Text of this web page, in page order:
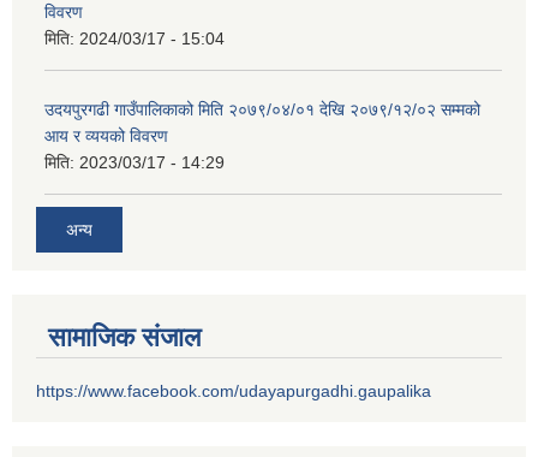
विवरण
मिति: 2024/03/17 - 15:04
उदयपुरगढी गाउँपालिकाको मिति २०७९/०४/०१ देखि २०७९/१२/०२ सम्मको
आय र व्ययको विवरण
मिति: 2023/03/17 - 14:29
अन्य
सामाजिक संजाल
https://www.facebook.com/udayapurgadhi.gaupalika